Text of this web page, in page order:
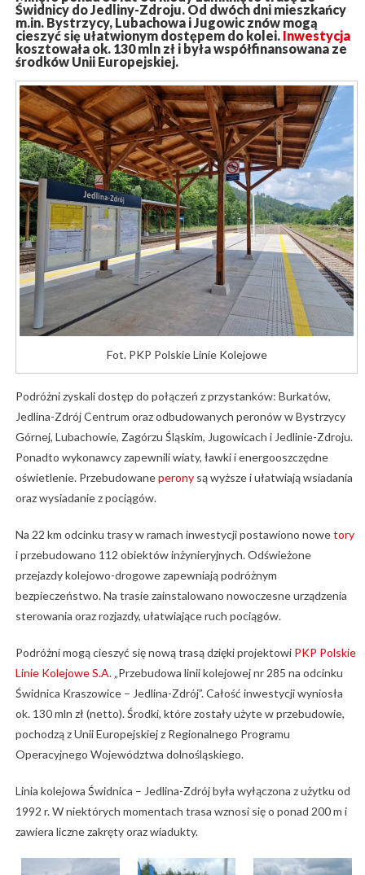
Świdnicy do Jedliny-Zdroju. Od dwóch dni mieszkańcy
m.in. Bystrzycy, Lubachowa i Jugowic znów mogą
cieszyć się ułatwionym dostępem do kolei. Inwestycja
kosztowała ok. 130 mln zł i była współfinansowana ze
środków Unii Europejskiej.
Fot. PKP Polskie Linie Kolejowe
Podróżni zyskali dostęp do połączeń z przystanków: Burkatów,
Jedlina-Zdrój Centrum oraz odbudowanych peronów w Bystrzycy
Górnej, Lubachowie, Zagórzu Śląskim, Jugowicach i Jedlinie-Zdroju.
Ponadto wykonawcy zapewnili wiaty, ławki i energooszczędne
oświetlenie. Przebudowaneperonysą wyższe i ułatwiają wsiadania
oraz wysiadanie z pociągów.
Na 22 km odcinku trasy w ramach inwestycji postawiono nowetory
i przebudowano 112 obiektów inżynieryjnych. Odświeżone
przejazdy kolejowo-drogowe zapewniają podróżnym
bezpieczeństwo. Na trasie zainstalowano nowoczesne urządzenia
sterowania oraz rozjazdy, ułatwiające ruch pociągów.
Podróżni mogą cieszyć się nową trasą dzięki projektowi PKP Polskie
Linie Kolejowe S.A.„Przebudowa linii kolejowej nr 285 na odcinku
Świdnica Kraszowice – Jedlina-Zdrój”. Całość inwestycji wyniosła
ok. 130 mln zł (netto). Środki, które zostały użyte w przebudowie,
pochodzą z Unii Europejskiej z Regionalnego Programu
Operacyjnego Województwa dolnośląskiego.
Linia kolejowa Świdnica – Jedlina-Zdrój była wyłączona z użytku od
1992 r. W niektórych momentach trasa wznosi się o ponad 200 m i
zawiera liczne zakręty oraz wiadukty.